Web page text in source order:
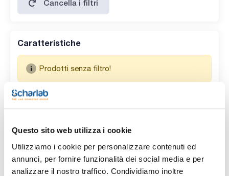
Questo sito web utilizza i cookie
Utilizziamo i cookie per personalizzare contenuti ed
annunci, per fornire funzionalità dei social media e per
analizzare il nostro traffico. Condividiamo inoltre
Cancella i filtri
Caratteristiche
Prodotti senza filtro!
PCB169K1ZT
Confezionamento
x1mL
Disponibilità
Controlla le
scorte